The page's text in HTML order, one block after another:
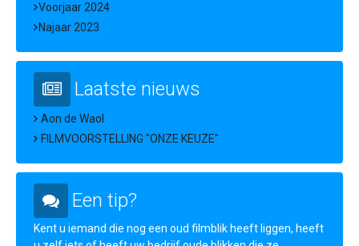
Voorjaar 2024
Najaar 2023
Laatste nieuws
Aon de Waol
FILMVOORSTELLING "ONZE KEUZE"
Een tip?
Kent u iemand die nog een oud filmblik heeft liggen, heeft